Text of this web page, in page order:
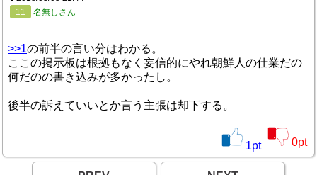
11
名無しさん
>>1の前半の言い分はわかる。
ここの掲示板は根拠もなく妄信的にやれ朝鮮人の仕業だの
何だのの書き込みが多かったし。
後半の訴えていいとか言う主張は却下する。
1pt 0pt